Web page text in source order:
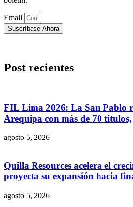
Email
Suscríbase Ahora
Post recientes
FIL Lima 2026: La San Pablo
Arequipa con más de 70 títulos,
agosto 5, 2026
Quilla Resources acelera el
proyecta su expansión hacia
agosto 5, 2026